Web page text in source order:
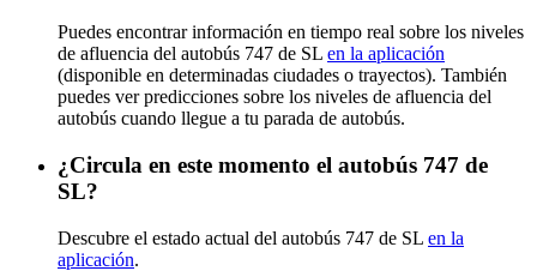
Puedes encontrar información en tiempo real sobre los niveles
de afluencia del autobús 747 de SL en la aplicación
(disponible en determinadas ciudades o trayectos). También
puedes ver predicciones sobre los niveles de afluencia del
autobús cuando llegue a tu parada de autobús.
¿Circula en este momento el autobús 747 de
SL?
Descubre el estado actual del autobús 747 de SL en la
aplicación.